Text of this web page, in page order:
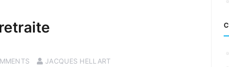
JACQUES HELLART